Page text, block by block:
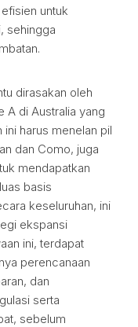
untuk
sehingga
dirasakan oleh
A di Australia yang
harus menelan pil
dan Como, juga
mendapatkan
basis
keseluruhan, ini
ekspansi
ini, terdapat
perencanaan
dan
serta
sebelum